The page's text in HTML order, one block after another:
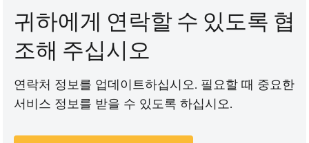
귀하에게 연락할 수 있도록 협
조해 주십시오
연락처 정보를 업데이트하십시오. 필요할 때 중요한
서비스 정보를 받을 수 있도록 하십시오.